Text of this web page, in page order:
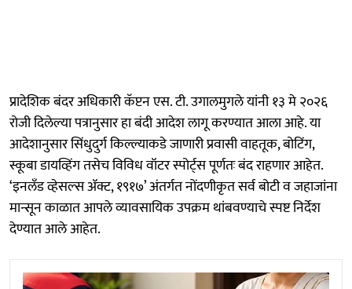
प्रादेशिक बंदर अधिकारी कॅप्टन एस. टी. उगालमुगले यांनी १३ मे २०२६
रोजी दिलेल्या पत्रानुसार हा बंदी आदेश लागू करण्यात आला आहे. या
आदेशानुसार सिंधुदुर्ग किल्ल्याकडे जाणारी प्रवासी वाहतूक, बोटिंग,
स्कूबा डायव्हिंग तसेच विविध वॉटर स्पोर्ट्स पूर्णतः बंद राहणार आहेत.
‘इनलँड व्हेसल्स ॲक्ट, १९१७’ अंतर्गत नोंदणीकृत सर्व बोटी व जहाजांना
मान्सून काळात आपले व्यावसायिक उपक्रम थांबवण्याचे स्पष्ट निर्देश
देण्यात आले आहेत.